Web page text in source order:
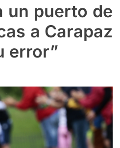
un puerto de
a Carapaz
error”